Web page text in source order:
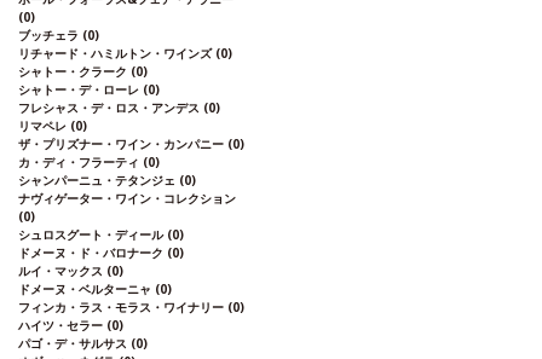
(0)
ブッチェラ (0)
リチャード・ハミルトン・ワインズ (0)
シャトー・クラーク (0)
シャトー・デ・ローレ (0)
フレシャス・デ・ロス・アンデス (0)
リマペレ (0)
ザ・プリズナー・ワイン・カンパニー (0)
カ・ディ・フラーティ (0)
シャンパーニュ・テタンジェ (0)
ナヴィゲーター・ワイン・コレクション
(0)
シュロスグート・ディール (0)
ドメーヌ・ド・バロナーク (0)
ルイ・マックス (0)
ドメーヌ・ベルターニャ (0)
フィンカ・ラス・モラス・ワイナリー (0)
ハイツ・セラー (0)
パゴ・デ・サルサス (0)